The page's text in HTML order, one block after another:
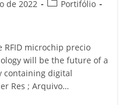
de 2022
Portifólio
microchip precio
will be the future of a
containing digital
Res ; Arquivo…